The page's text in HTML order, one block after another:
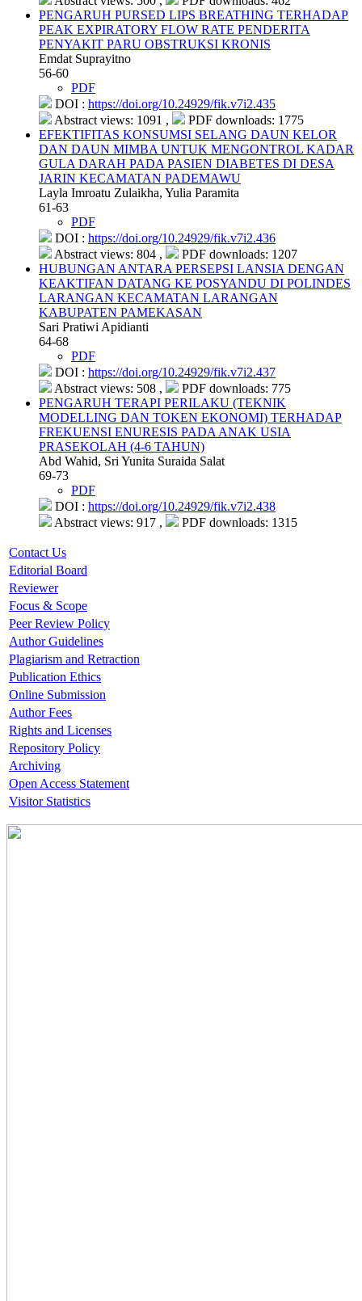
PENGARUH PURSED LIPS BREATHING TERHADAP
PEAK EXPIRATORY FLOW RATE PENDERITA
PENYAKIT PARU OBSTRUKSI KRONIS
Emdat Suprayitno
56-60
PDF
DOI : https://doi.org/10.24929/fik.v7i2.435
Abstract views: 1091 ,
PDF downloads: 1775
EFEKTIFITAS KONSUMSI SELANG DAUN KELOR
DAN DAUN MIMBA UNTUK MENGONTROL KADAR
GULA DARAH PADA PASIEN DIABETES DI DESA
JARIN KECAMATAN PADEMAWU
Layla Imroatu Zulaikha, Yulia Paramita
61-63
PDF
DOI : https://doi.org/10.24929/fik.v7i2.436
Abstract views: 804 ,
PDF downloads: 1207
HUBUNGAN ANTARA PERSEPSI LANSIA DENGAN
KEAKTIFAN DATANG KE POSYANDU DI POLINDES
LARANGAN KECAMATAN LARANGAN
KABUPATEN PAMEKASAN
Sari Pratiwi Apidianti
64-68
PDF
DOI : https://doi.org/10.24929/fik.v7i2.437
Abstract views: 508 ,
PDF downloads: 775
PENGARUH TERAPI PERILAKU (TEKNIK
MODELLING DAN TOKEN EKONOMI) TERHADAP
FREKUENSI ENURESIS PADA ANAK USIA
PRASEKOLAH (4-6 TAHUN)
Abd Wahid, Sri Yunita Suraida Salat
69-73
PDF
DOI : https://doi.org/10.24929/fik.v7i2.438
Abstract views: 917 ,
PDF downloads: 1315
Contact Us
Editorial Board
Reviewer
Focus & Scope
Peer Review Policy
Author Guidelines
Plagiarism and Retraction
Publication Ethics
Online Submission
Author Fees
Rights and Licenses
Repository Policy
Archiving
Open Access Statement
Visitor Statistics